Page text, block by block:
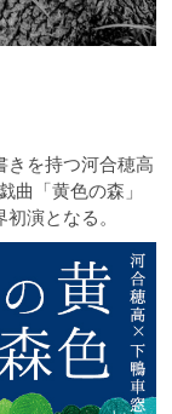
きを持つ河合穂高
曲「黄色の森」
演となる。